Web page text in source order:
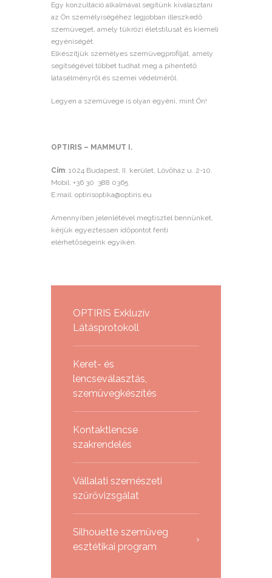
Egy konzultáció alkalmával segítünk kiválasztani
az Ön személyiségéhez legjobban illeszkedő
szemüveget, amely tükrözi életstílusát és kiemeli
egyéniségét.
Elkészítjük személyes szemüvegprofilját, amely
segítségével többet tudhat meg a pihentető
látásélményről és szemei védelméről.
Legyen a szemüvege is olyan egyéni, mint Ön!
OPTIRIS – MAMMUT I.
Cím: 1024 Budapest, II. kerület, Lövőház u. 2-10.
Mobil: +36 30 388 0365
E:mail: optirisoptika@optiris.eu
Amennyiben jelenlétével megtisztel bennünket,
kérjük egyeztessen időpontot fenti
elérhetőségeink egyikén.
OPTIRIS Exkluzív
Látásprotokoll
Keret- és
lencseválasztás,
szemüvegkészítés
Kontaktlencse
szakrendelés
Vállalati szemészeti
szűrővizsgálat
Silhouette szemüveg
esztétikai program